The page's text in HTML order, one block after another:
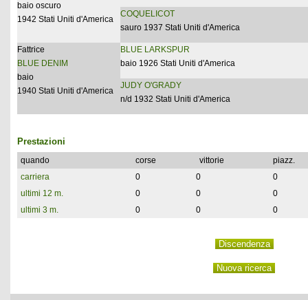
baio oscuro
1942 Stati Uniti d'America
COQUELICOT
sauro 1937 Stati Uniti d'America
Fattrice
BLUE DENIM
baio
1940 Stati Uniti d'America
BLUE LARKSPUR
baio 1926 Stati Uniti d'America
JUDY O'GRADY
n/d 1932 Stati Uniti d'America
Prestazioni
quando corse vittorie
piazz.
carriera
0 0
0
ultimi 12 m.
0 0
0
ultimi 3 m.
0 0 0